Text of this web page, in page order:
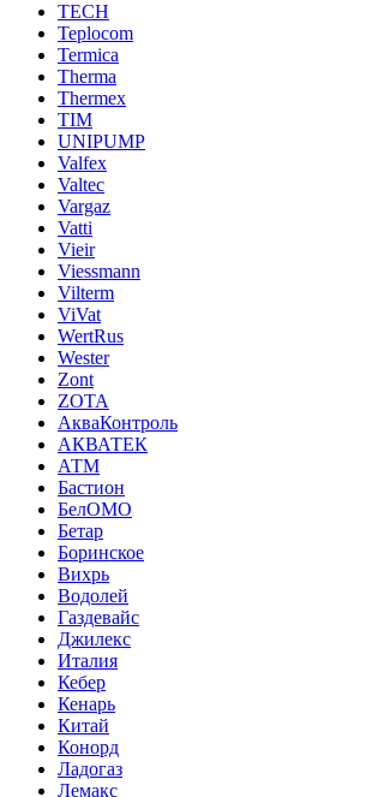
TECH
Teplocom
Termica
Therma
Thermex
TIM
UNIPUMP
Valfex
Valtec
Vargaz
Vatti
Vieir
Viessmann
Vilterm
ViVat
WertRus
Wester
Zont
ZOTA
АкваКонтроль
АКВАТЕК
АТМ
Бастион
БелОМО
Бетар
Боринское
Вихрь
Водолей
Газдевайс
Джилекс
Италия
Кебер
Кенарь
Китай
Конорд
Ладогаз
Лемакс